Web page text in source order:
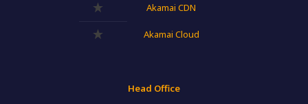
Akamai CDN
Akamai Cloud
Head Office